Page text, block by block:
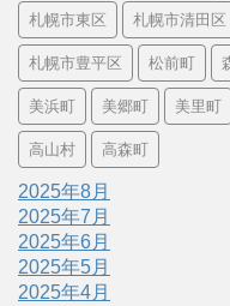
札幌市東区 札幌市清田区
札幌市豊平区 松前町
美浜町 美郷町 美里町
高山村 高森町
2025年8月
2025年7月
2025年6月
2025年5月
2025年4月